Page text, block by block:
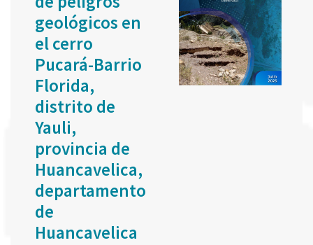
geológicos en
el cerro
Pucará-Barrio
Florida,
distrito de
Yauli,
provincia de
Huancavelica,
departamento
de
Huancavelica